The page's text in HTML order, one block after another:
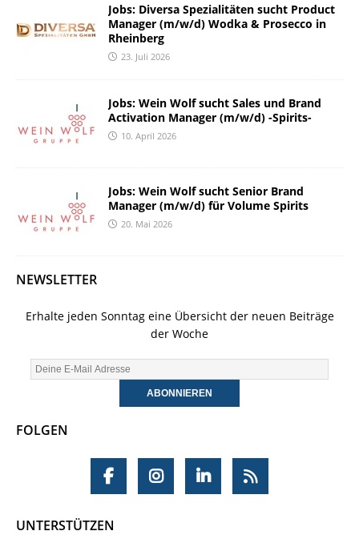
Jobs: Diversa Spezialitäten sucht Product
Manager (m/w/d) Wodka & Prosecco in
Rheinberg
23. Juli 2026
Jobs: Wein Wolf sucht Sales und Brand
Activation Manager (m/w/d) -Spirits-
10. April 2026
Jobs: Wein Wolf sucht Senior Brand
Manager (m/w/d) für Volume Spirits
20. Mai 2026
NEWSLETTER
Erhalte jeden Sonntag eine Übersicht der neuen Beiträge
der Woche
FOLGEN
UNTERSTÜTZEN